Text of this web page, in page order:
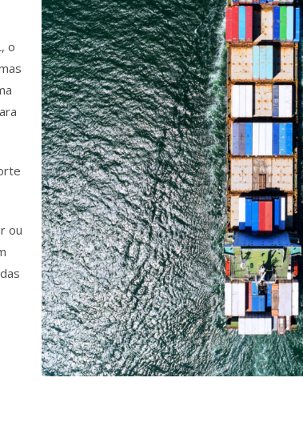
o
ou